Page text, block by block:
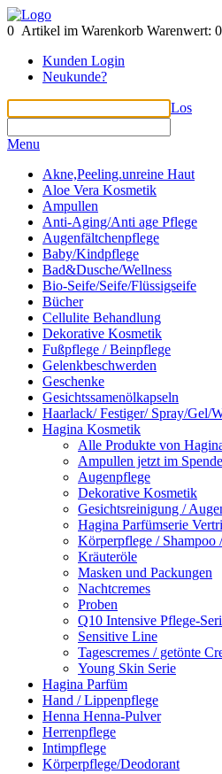
0 Artikel im Warenkorb Warenwert:
Kunden Login
Neukunde?
Los
Menu
Akne,Peeling.unreine Haut
Aloe Vera Kosmetik
Ampullen
Anti-Aging/Anti age Pflege
Augenfältchenpflege
Baby/Kindpflege
Bad&Dusche/Wellness
Bio-Seife/Seife/Flüssigseife
Bücher
Cellulite Behandlung
Dekorative Kosmetik
Fußpflege / Beinpflege
Gelenkbeschwerden
Geschenke
Gesichtssamenölkapseln
Haarlack/ Festiger/ Spray/Gel/
Hagina Kosmetik
Alle Produkte von
Ampullen jetzt im
Augenpflege
Dekorative Kosmetik
Gesichtsreinigung /
Hagina Parfümserie
Körperpflege / Shampoo
Kräuteröle
Masken und Packungen
Nachtcremes
Proben
Q10 Intensive Pflege-
Sensitive Line
Tagescremes / getönte
Young Skin Serie
Hagina Parfüm
Hand / Lippenpflege
Henna Henna-Pulver
Herrenpflege
Intimpflege
Körperpflege/Deodorant